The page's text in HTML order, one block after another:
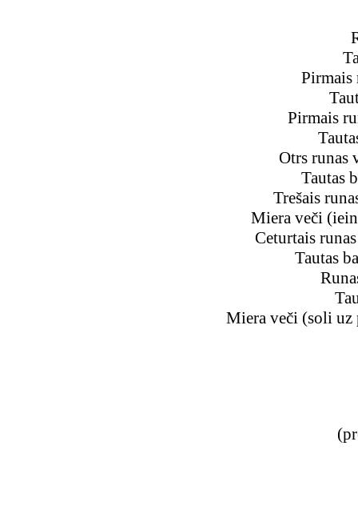
Pirmais
Otrs runas
Tautas
Trešais
Miera veči
Ceturtais
Tautas
Miera veči (soli